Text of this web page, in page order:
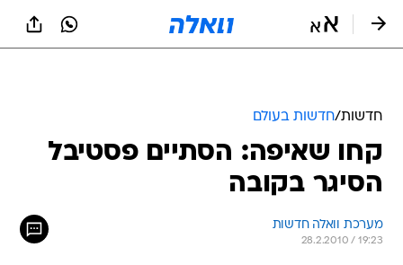
חדשות/חדשות בעולם
קחו שאיפה: הסתיים פסטיבל
הסיגר בקובה
מערכת וואלה חדשות
28.2.2010 / 19:23